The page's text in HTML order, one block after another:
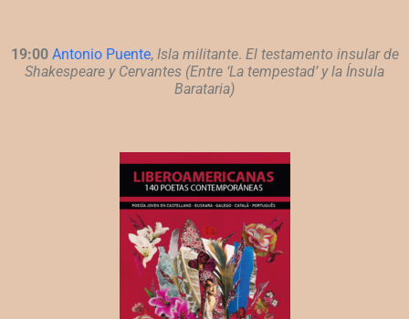
19:00 Antonio Puente, Isla militante. El testamento insular de
Shakespeare y Cervantes (Entre ‘La tempestad’ y la Ínsula
Barataria)